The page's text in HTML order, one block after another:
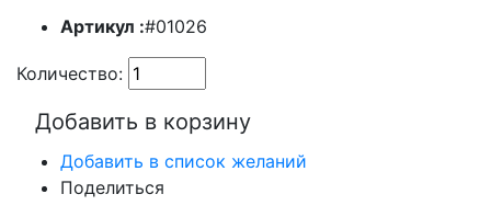
Артикул :#01026
Количество:
Добавить в корзину
Добавить в список желаний
Поделиться